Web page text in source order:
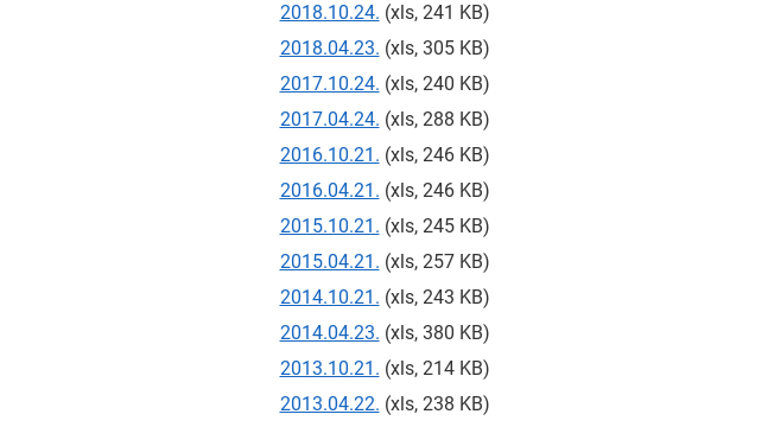
2018.10.24. (xls, 241 KB)
2018.04.23. (xls, 305 KB)
2017.10.24. (xls, 240 KB)
2017.04.24. (xls, 288 KB)
2016.10.21. (xls, 246 KB)
2016.04.21. (xls, 246 KB)
2015.10.21. (xls, 245 KB)
2015.04.21. (xls, 257 KB)
2014.10.21. (xls, 243 KB)
2014.04.23. (xls, 380 KB)
2013.10.21. (xls, 214 KB)
2013.04.22. (xls, 238 KB)